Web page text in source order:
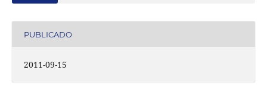
PUBLICADO
2011-09-15